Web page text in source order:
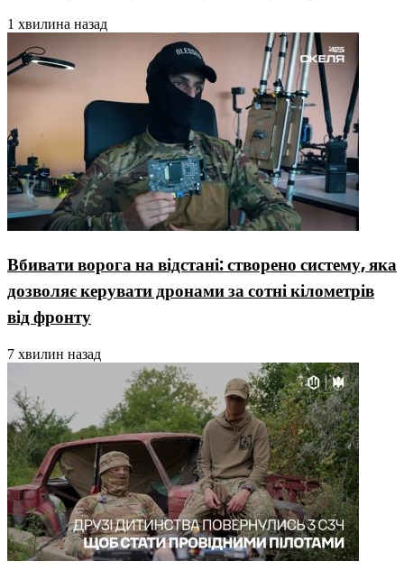
1 хвилина назад
Вбивати ворога на відстані: створено систему, яка
дозволяє керувати дронами за сотні кілометрів
від фронту
7 хвилин назад